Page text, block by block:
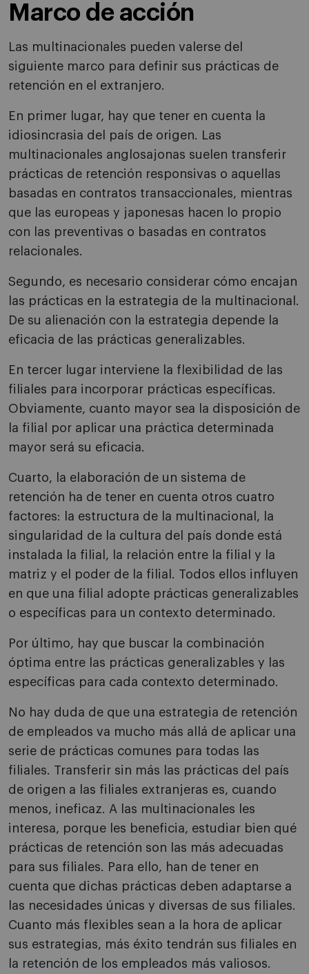
Marco de acción
Las multinacionales pueden valerse del
siguiente marco para definir sus prácticas de
retención en el extranjero.
En primer lugar, hay que tener en cuenta la
idiosincrasia del país de origen. Las
multinacionales anglosajonas suelen transferir
prácticas de retención responsivas o aquellas
basadas en contratos transaccionales, mientras
que las europeas y japonesas hacen lo propio
con las preventivas o basadas en contratos
relacionales.
Segundo, es necesario considerar cómo encajan
las prácticas en la estrategia de la multinacional.
De su alienación con la estrategia depende la
eficacia de las prácticas generalizables.
En tercer lugar interviene la flexibilidad de las
filiales para incorporar prácticas específicas.
Obviamente, cuanto mayor sea la disposición de
la filial por aplicar una práctica determinada
mayor será su eficacia.
Cuarto, la elaboración de un sistema de
retención ha de tener en cuenta otros cuatro
factores: la estructura de la multinacional, la
singularidad de la cultura del país donde está
instalada la filial, la relación entre la filial y la
matriz y el poder de la filial. Todos ellos influyen
en que una filial adopte prácticas generalizables
o específicas para un contexto determinado.
Por último, hay que buscar la combinación
óptima entre las prácticas generalizables y las
específicas para cada contexto determinado.
No hay duda de que una estrategia de retención
de empleados va mucho más allá de aplicar una
serie de prácticas comunes para todas las
filiales. Transferir sin más las prácticas del país
de origen a las filiales extranjeras es, cuando
menos, ineficaz. A las multinacionales les
interesa, porque les beneficia, estudiar bien qué
prácticas de retención son las más adecuadas
para sus filiales. Para ello, han de tener en
cuenta que dichas prácticas deben adaptarse a
las necesidades únicas y diversas de sus filiales.
Cuanto más flexibles sean a la hora de aplicar
sus estrategias, más éxito tendrán sus filiales en
la retención de los empleados más valiosos.